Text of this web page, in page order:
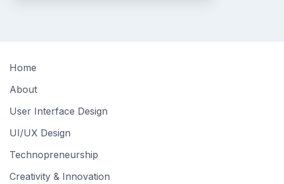
Home
About
User Interface Design
UI/UX Design
Technopreneurship
Creativity & Innovation